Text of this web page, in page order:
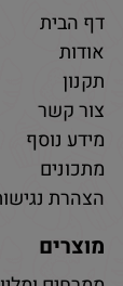
דף הבית
אודות
תקנון
צור קשר
מידע נוסף
מתכונים
הצהרת
מוצרים